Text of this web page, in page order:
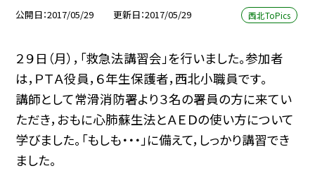
公開日 2017/05/29 更新日 2017/05/29 西北ToPics
２９日（月），「救急法講習会」を行いました。参加者
は，ＰＴＡ役員，６年生保護者，西北小職員です。
講師として常滑消防署より３名の署員の方に来てい
ただき，おもに心肺蘇生法とＡＥＤの使い方について
学びました。「もしも・・・」に備えて，しっかり講習でき
ました。